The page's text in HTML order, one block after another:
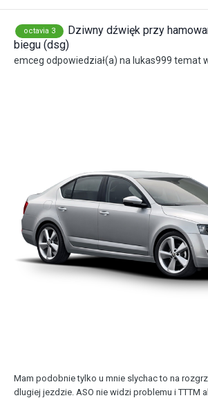
octavia 3
Dziwny dźwięk przy
biegu (dsg)
emceg odpowiedział(a) na lukas999 temat
Mam podobnie tylko u mnie slychac to na
dlugiej jezdzie. ASO nie widzi problemu i TTTM